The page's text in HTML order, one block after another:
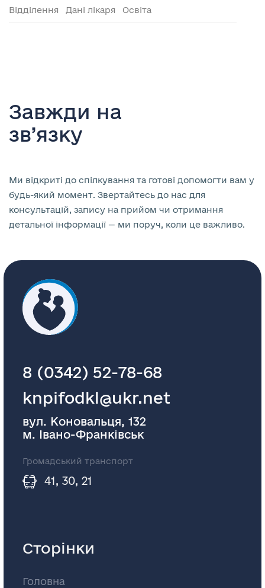
Відділення Дані лікаря Освіта
Завжди на
зв’язку
Ми відкриті до спілкування та готові допомогти вам у
будь-який момент. Звертайтесь до нас для
консультацій, запису на прийом чи отримання
детальної інформації — ми поруч, коли це важливо.
8 (0342) 52-78-68
knpifodkl@ukr.net
вул. Коновальця, 132
м. Івано-Франківськ
Громадський транспорт
41, 30, 21
Сторінки
Головна